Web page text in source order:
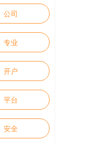
公司
专业
开户
平台
安全